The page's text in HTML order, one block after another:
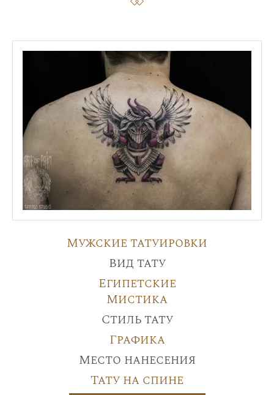
Мужские татуировки
Вид тату
Египетские
Мистика
Стиль тату
Графика
Место нанесения
Тату на спине